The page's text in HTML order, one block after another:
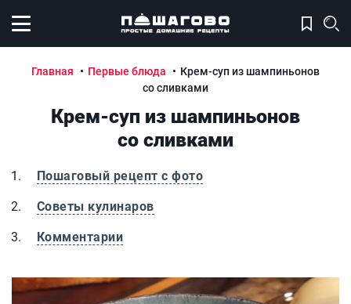
Открыть меню
Главная Первые блюда
Крем-суп из шампиньонов
со сливками
Крем-суп из шампиньонов
со сливками
Пошаговый рецепт с фото
Советы кулинаров
Комментарии
Крем-суп из шампиньонов со сливками